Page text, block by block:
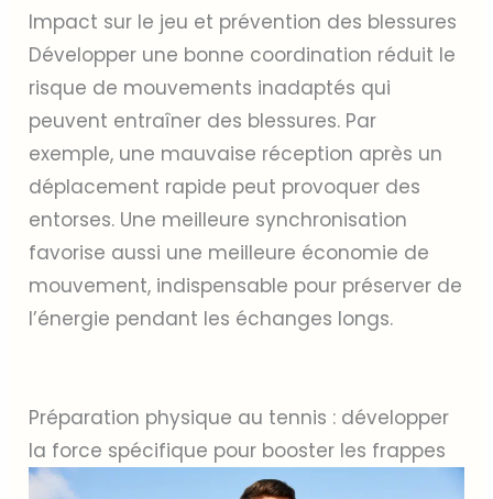
Impact sur le jeu et prévention des blessures
Développer une bonne coordination réduit le
risque de mouvements inadaptés qui
peuvent entraîner des blessures. Par
exemple, une mauvaise réception après un
déplacement rapide peut provoquer des
entorses. Une meilleure synchronisation
favorise aussi une meilleure économie de
mouvement, indispensable pour préserver de
l’énergie pendant les échanges longs.
Préparation physique au tennis : développer
la force spécifique pour booster les frappes